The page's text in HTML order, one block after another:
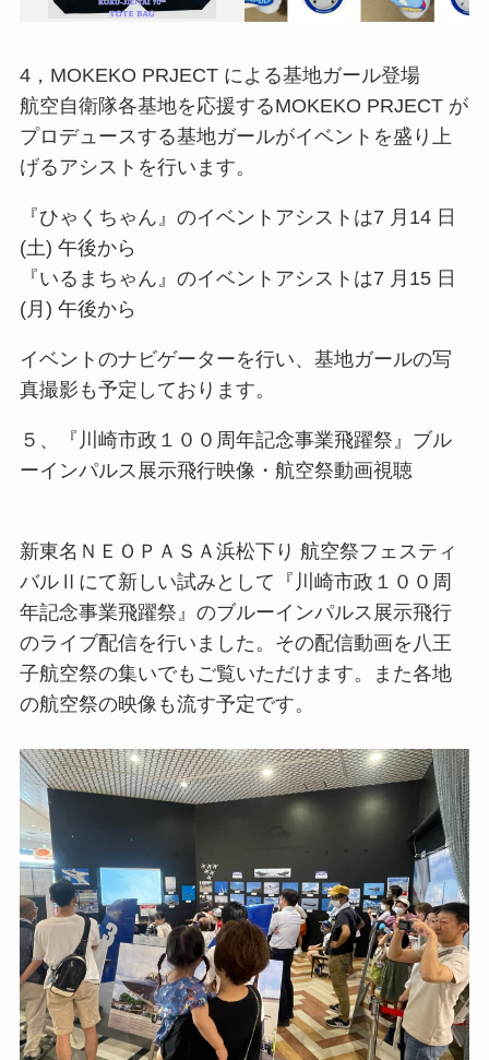
4，MOKEKO PRJECT による基地ガール登場
航空⾃衛隊各基地を応援するMOKEKO PRJECT が
プロデュースする基地ガールがイベントを盛り上
げるアシストを⾏います。
『ひゃくちゃん』のイベントアシストは7 ⽉14 ⽇
(⼟) 午後から
『いるまちゃん』のイベントアシストは7 ⽉15 ⽇
(⽉) 午後から
イベントのナビゲーターを⾏い、基地ガールの写
真撮影も予定しております。
５、『川崎市政１００周年記念事業⾶躍祭』ブル
ーインパルス展⽰⾶⾏映像・航空祭動画視聴
新東名ＮＥＯＰＡＳＡ浜松下り 航空祭フェスティ
バルⅡにて新しい試みとして『川崎市政１００周
年記念事業⾶躍祭』のブルーインパルス展⽰⾶⾏
のライブ配信を⾏いました。その配信動画を⼋王
⼦航空祭の集いでもご覧いただけます。また各地
の航空祭の映像も流す予定です。